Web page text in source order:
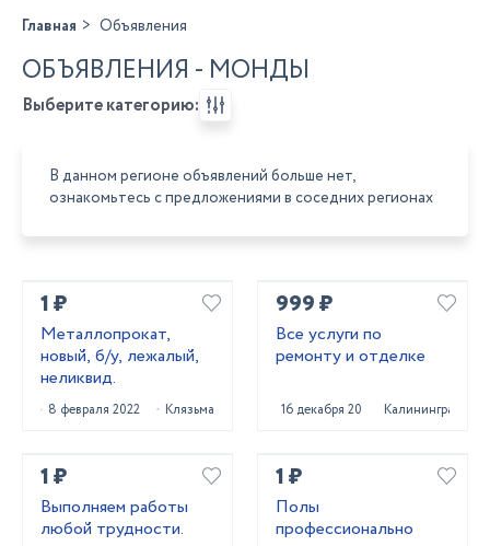
Главная Объявления
ОБЪЯВЛЕНИЯ - МОНДЫ
Выберите категорию:
В данном регионе объявлений больше нет,
ознакомьтесь с предложениями в соседних регионах
1 ₽
Металлопрокат,
новый, б/у, лежалый,
неликвид.
8 февраля 2022 Клязьма
999 ₽
Все услуги по
ремонту и отделке
16 декабря 2023 Калининград
1 ₽
Выполняем работы
любой трудности.
1 ₽
Полы
профессионально